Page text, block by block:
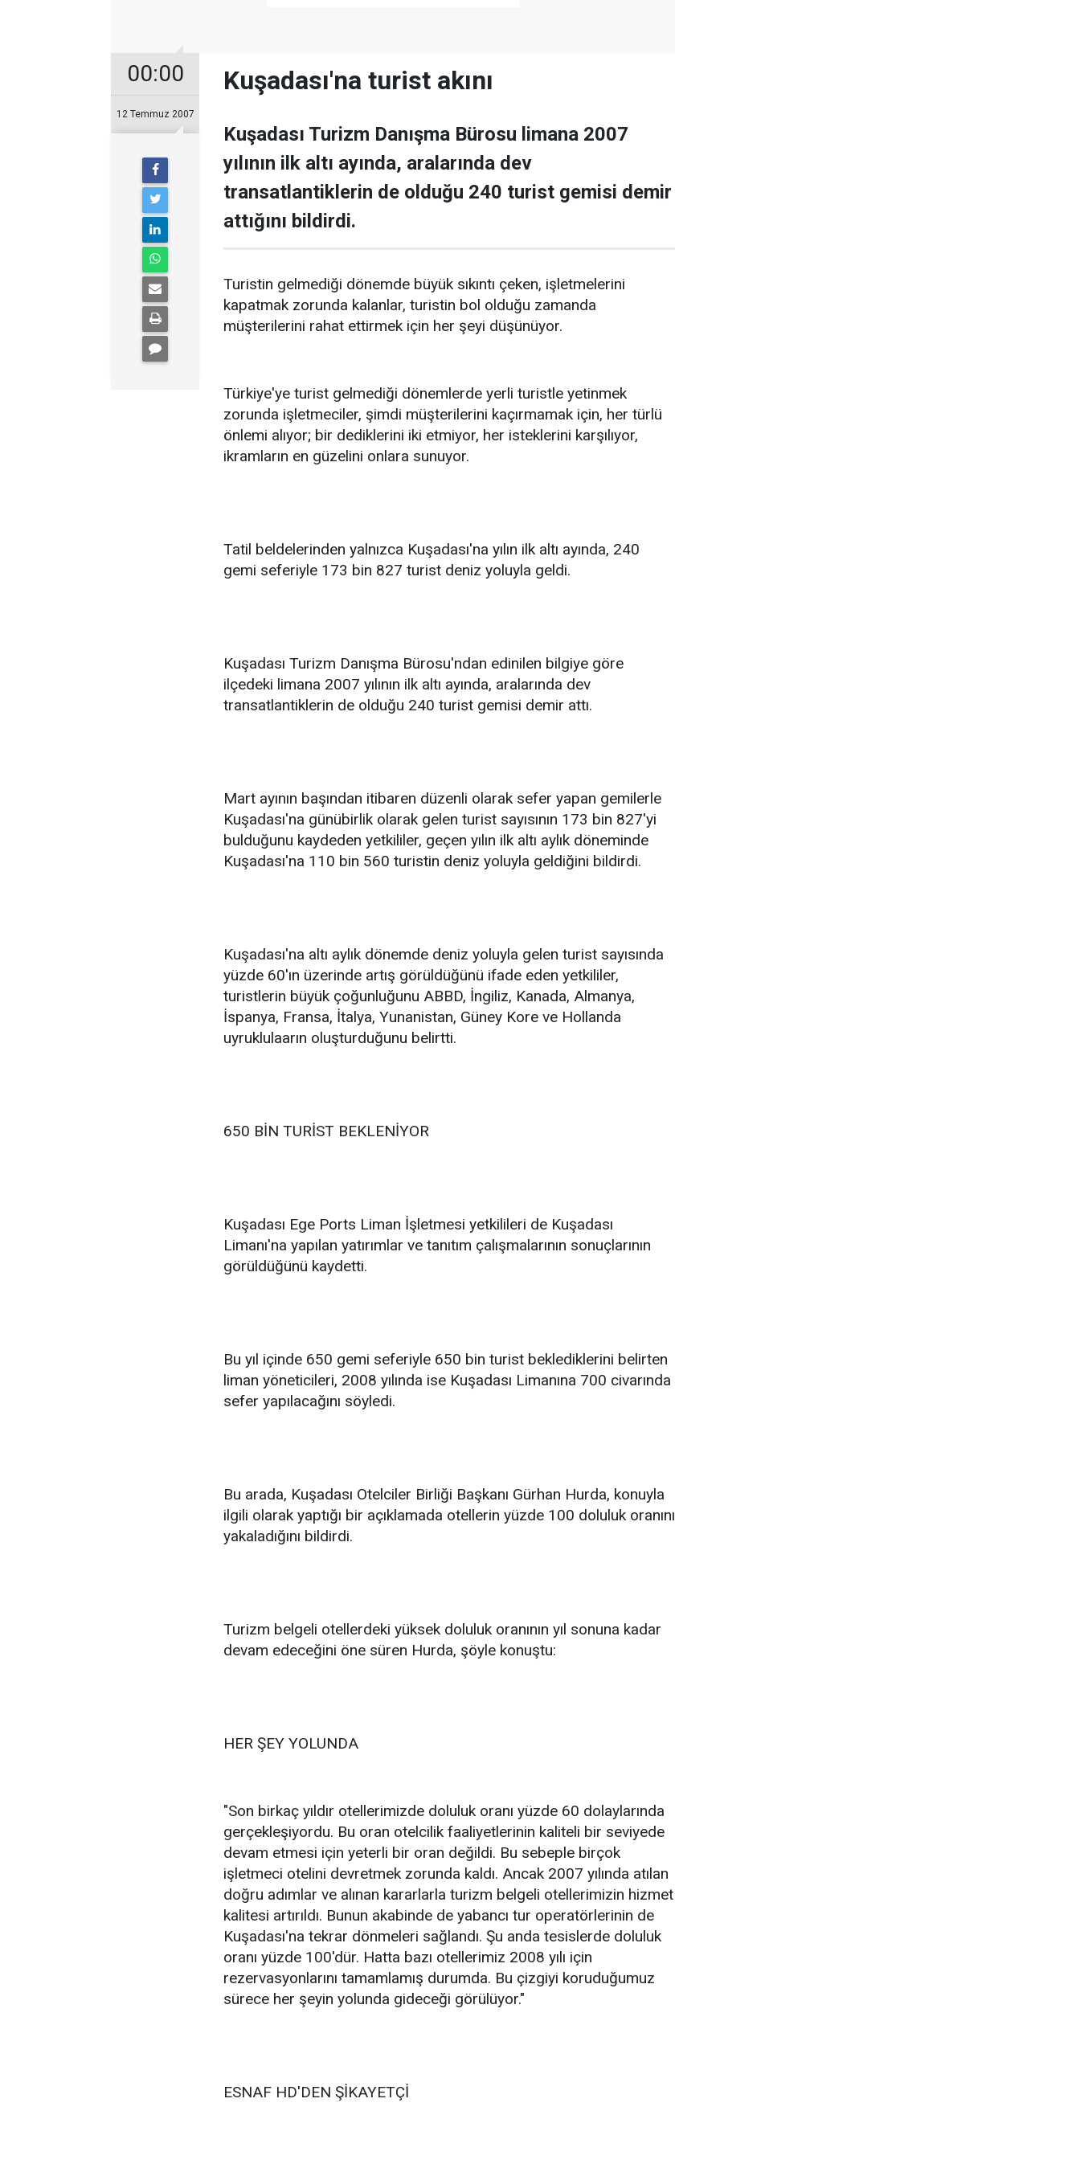
00:00
12 Temmuz 2007
Kuşadası'na turist akını
Kuşadası Turizm Danışma Bürosu limana 2007
yılının ilk altı ayında, aralarında dev
transatlantiklerin de olduğu 240 turist gemisi demir
attığını bildirdi.
Turistin gelmediği dönemde büyük sıkıntı çeken, işletmelerini
kapatmak zorunda kalanlar, turistin bol olduğu zamanda
müşterilerini rahat ettirmek için her şeyi düşünüyor.
Türkiye'ye turist gelmediği dönemlerde yerli turistle yetinmek
zorunda işletmeciler, şimdi müşterilerini kaçırmamak için, her türlü
önlemi alıyor; bir dediklerini iki etmiyor, her isteklerini karşılıyor,
ikramların en güzelini onlara sunuyor.
Tatil beldelerinden yalnızca Kuşadası'na yılın ilk altı ayında, 240
gemi seferiyle 173 bin 827 turist deniz yoluyla geldi.
Kuşadası Turizm Danışma Bürosu'ndan edinilen bilgiye göre
ilçedeki limana 2007 yılının ilk altı ayında, aralarında dev
transatlantiklerin de olduğu 240 turist gemisi demir attı.
Mart ayının başından itibaren düzenli olarak sefer yapan gemilerle
Kuşadası'na günübirlik olarak gelen turist sayısının 173 bin 827'yi
bulduğunu kaydeden yetkililer, geçen yılın ilk altı aylık döneminde
Kuşadası'na 110 bin 560 turistin deniz yoluyla geldiğini bildirdi.
Kuşadası'na altı aylık dönemde deniz yoluyla gelen turist sayısında
yüzde 60'ın üzerinde artış görüldüğünü ifade eden yetkililer,
turistlerin büyük çoğunluğunu ABBD, İngiliz, Kanada, Almanya,
İspanya, Fransa, İtalya, Yunanistan, Güney Kore ve Hollanda
uyruklulaarın oluşturduğunu belirtti.
650 BİN TURİST BEKLENİYOR
Kuşadası Ege Ports Liman İşletmesi yetkilileri de Kuşadası
Limanı'na yapılan yatırımlar ve tanıtım çalışmalarının sonuçlarının
görüldüğünü kaydetti.
Bu yıl içinde 650 gemi seferiyle 650 bin turist beklediklerini belirten
liman yöneticileri, 2008 yılında ise Kuşadası Limanına 700 civarında
sefer yapılacağını söyledi.
Bu arada, Kuşadası Otelciler Birliği Başkanı Gürhan Hurda, konuyla
ilgili olarak yaptığı bir açıklamada otellerin yüzde 100 doluluk oranını
yakaladığını bildirdi.
Turizm belgeli otellerdeki yüksek doluluk oranının yıl sonuna kadar
devam edeceğini öne süren Hurda, şöyle konuştu:
HER ŞEY YOLUNDA
"Son birkaç yıldır otellerimizde doluluk oranı yüzde 60 dolaylarında
gerçekleşiyordu. Bu oran otelcilik faaliyetlerinin kaliteli bir seviyede
devam etmesi için yeterli bir oran değildi. Bu sebeple birçok
işletmeci otelini devretmek zorunda kaldı. Ancak 2007 yılında atılan
doğru adımlar ve alınan kararlarla turizm belgeli otellerimizin hizmet
kalitesi artırıldı. Bunun akabinde de yabancı tur operatörlerinin de
Kuşadası'na tekrar dönmeleri sağlandı. Şu anda tesislerde doluluk
oranı yüzde 100'dür. Hatta bazı otellerimiz 2008 yılı için
rezervasyonlarını tamamlamış durumda. Bu çizgiyi koruduğumuz
sürece her şeyin yolunda gideceği görülüyor."
ESNAF HD'DEN ŞİKAYETÇİ